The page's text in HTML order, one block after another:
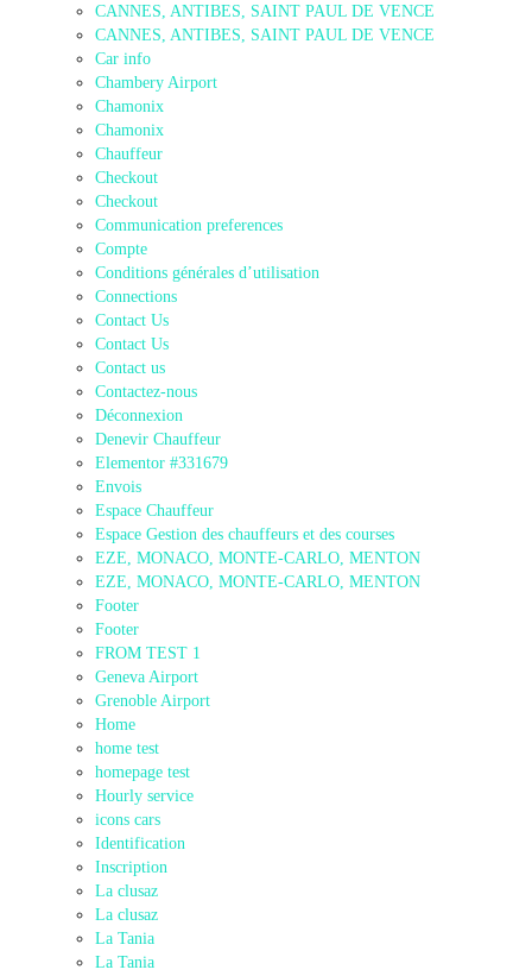
CANNES, ANTIBES, SAINT PAUL DE VENCE
CANNES, ANTIBES, SAINT PAUL DE VENCE
Car info
Chambery Airport
Chamonix
Chamonix
Chauffeur
Checkout
Checkout
Communication preferences
Compte
Conditions générales d’utilisation
Connections
Contact Us
Contact Us
Contact us
Contactez-nous
Déconnexion
Denevir Chauffeur
Elementor #331679
Envois
Espace Chauffeur
Espace Gestion des chauffeurs et des courses
EZE, MONACO, MONTE-CARLO, MENTON
EZE, MONACO, MONTE-CARLO, MENTON
Footer
Footer
FROM TEST 1
Geneva Airport
Grenoble Airport
Home
home test
homepage test
Hourly service
icons cars
Identification
Inscription
La clusaz
La clusaz
La Tania
La Tania